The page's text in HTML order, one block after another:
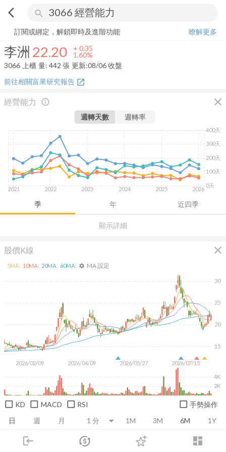
arrow_back_ios search
login dashboard
市場 登入
李洲 22.20+ 1.60%
訂閱或綁定，解鎖即時及進階功能
瞭解更多
李洲 22.20 + 0.35
1.60%
3066 上櫃 量: 442 張 更新:08/06 收盤
前往相關富果研究報告 open_in_new
經營能力 close
顯示詳細
info_outline
季 年 近四季
週轉天數 週轉率
2021 2022 2023 2024 2025 2026
0天
100天
200天
300天
400天
股價K線 close
日 週 月 1M 3M 6M 1Y
2026/02/09 2026/04/09 2026/05/27 2026/07/15
15
20
25
30
2K
4K
5MA: 10MA: 20MA: 60MA: settings MA 設定
KD MACD RSI 手勢操作
推薦卡片 消息面 財務報